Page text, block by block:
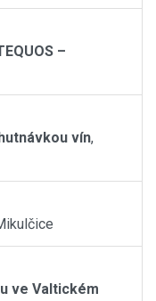
–
vín,
ve Valtickém